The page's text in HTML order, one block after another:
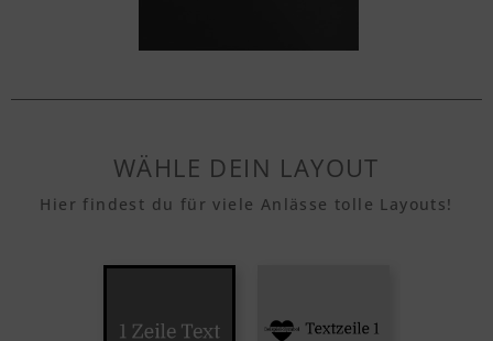
WÄHLE DEIN LAYOUT
Hier findest du für viele Anlässe tolle Layouts!